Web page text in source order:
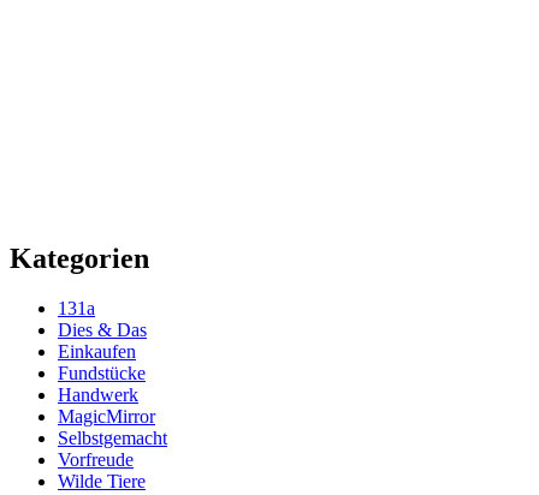
Kategorien
131a
Dies & Das
Einkaufen
Fundstücke
Handwerk
MagicMirror
Selbstgemacht
Vorfreude
Wilde Tiere